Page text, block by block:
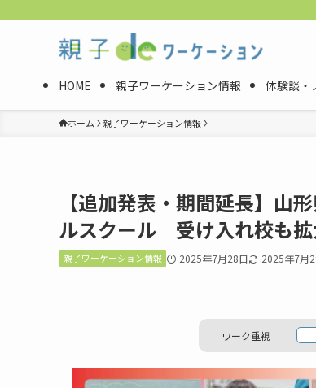
HOME 親子ワーケーション情報 体験談・
ホーム 親子ワーケーション情報
【追加発表・期間延長】
ルスクール 受け入れ校も拡
親子ワーケーション情報 2025年7月28日 2025年7月
ワーク重視